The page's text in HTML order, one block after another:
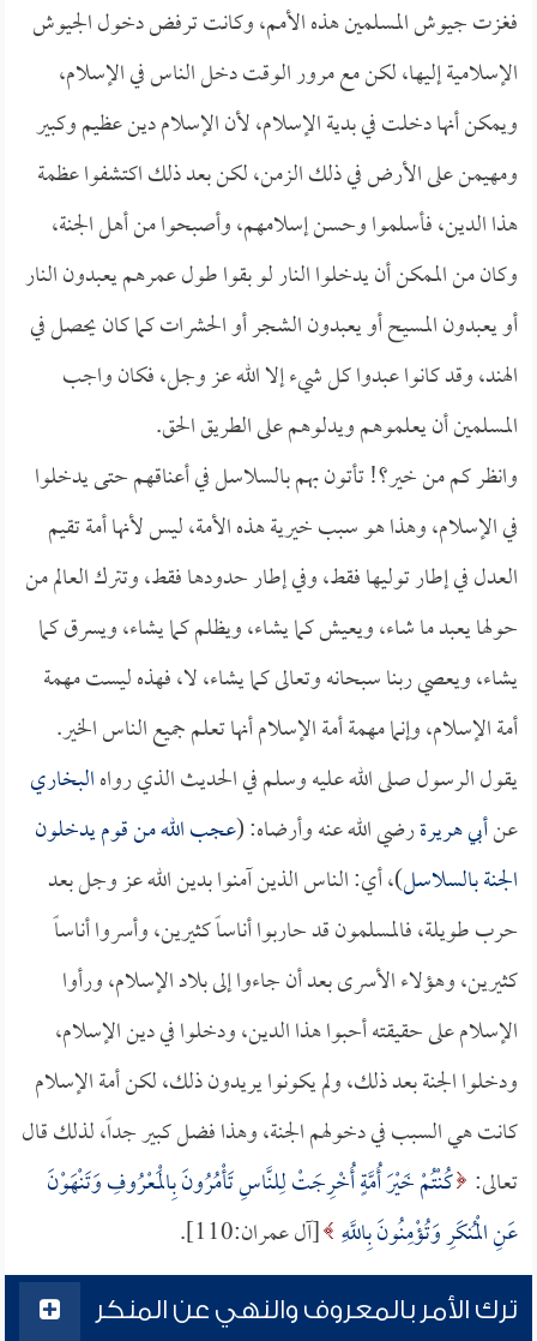
فغزت جيوش المسلمين هذه الأمم، وكانت ترفض دخول الجيوش
الإسلامية إليها، لكن مع مرور الوقت دخل الناس في الإسلام،
ويمكن أنها دخلت في بدية الإسلام، لأن الإسلام دين عظيم وكبير
ومهيمن على الأرض في ذلك الزمن، لكن بعد ذلك اكتشفوا عظمة
هذا الدين، فأسلموا وحسن إسلامهم، وأصبحوا من أهل الجنة،
وكان من الممكن أن يدخلوا النار لو بقوا طول عمرهم يعبدون النار
أو يعبدون المسيح أو يعبدون الشجر أو الحشرات كما كان يحصل في
الهند، وقد كانوا عبدوا كل شيء إلا الله عز وجل، فكان واجب
المسلمين أن يعلموهم ويدلوهم على الطريق الحق.
وانظر كم من خير؟! تأتون بهم بالسلاسل في أعناقهم حتى يدخلوا
في الإسلام، وهذا هو سبب خيرية هذه الأمة، ليس لأنها أمة تقيم
العدل في إطار توليها فقط، وفي إطار حدودها فقط، وتترك العالم من
حولها يعبد ما شاء، ويعيش كما يشاء، ويظلم كما يشاء، ويسرق كما
يشاء، ويعصي ربنا سبحانه وتعالى كما يشاء، لا، فهذه ليست مهمة
أمة الإسلام، وإنما مهمة أمة الإسلام أنها تعلم جميع الناس الخير.
يقول الرسول صلى الله عليه وسلم في الحديث الذي رواهالبخاري
عنأبي هريرةرضي الله عنه وأرضاه: (عجب الله من قوم يدخلون
الجنة بالسلاسل)، أي: الناس الذين آمنوا بدين الله عز وجل بعد
حرب طويلة، فالمسلمون قد حاربوا أناساً كثيرين، وأسروا أناساً
كثيرين، وهؤلاء الأسرى بعد أن جاءوا إلى بلاد الإسلام، ورأوا
الإسلام على حقيقته أحبوا هذا الدين، ودخلوا في دين الإسلام،
ودخلوا الجنة بعد ذلك، ولم يكونوا يريدون ذلك، لكن أمة الإسلام
كانت هي السبب في دخولهم الجنة، وهذا فضل كبير جداً، لذلك قال
تعالى: كُنْتُمْ خَيْرَ أُمَّةٍ أُخْرِجَتْ لِلنَّاسِ تَأْمُرُونَ بِالْمَعْرُوفِ وَتَنْهَوْنَ
عَنِ الْمُنكَرِ وَتُؤْمِنُونَ بِاللَّهِ [آل عمران:110].
ترك الأمر بالمعروف والنهي عن المنكر